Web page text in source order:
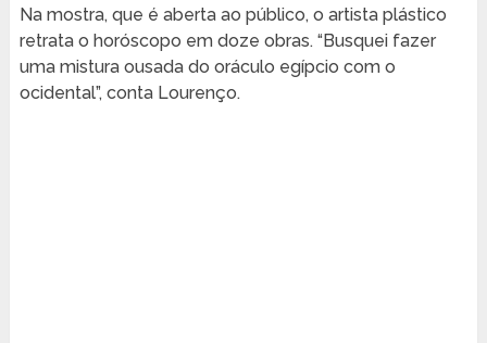
Na mostra, que é aberta ao público, o artista plástico
retrata o horóscopo em doze obras. “Busquei fazer
uma mistura ousada do oráculo egípcio com o
ocidental”, conta Lourenço.